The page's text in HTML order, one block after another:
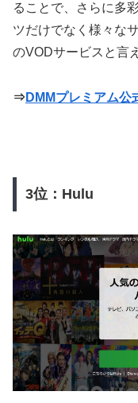
ることで、さらに多
ツだけでなく様々な
のVODサービスと言
⇒ DMMプレミアム公
3位：Hulu